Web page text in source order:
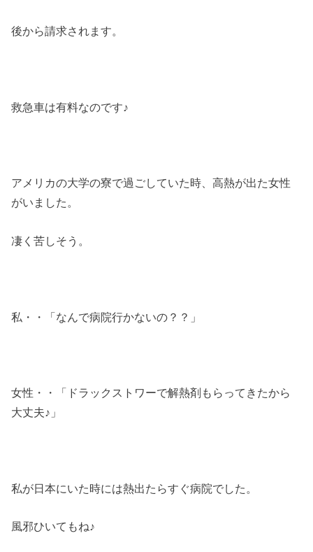
後から請求されます。
救急車は有料なのです♪
アメリカの大学の寮で過ごしていた時、高熱が出た女性
がいました。
凄く苦しそう。
私・・「なんで病院行かないの？？」
女性・・「ドラックストワーで解熱剤もらってきたから
大丈夫♪」
私が日本にいた時には熱出たらすぐ病院でした。
風邪ひいてもね♪